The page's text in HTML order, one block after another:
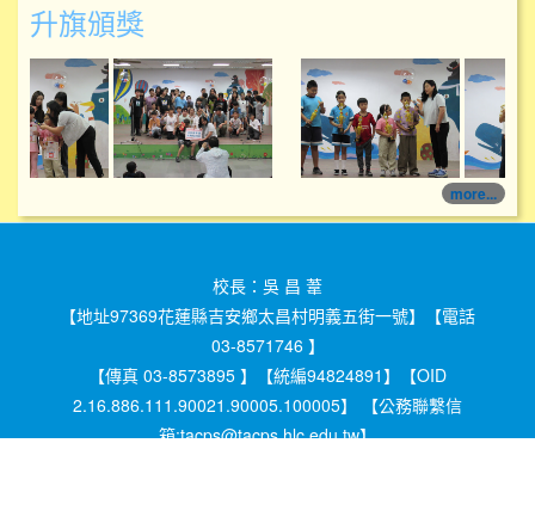
升旗頒獎
114學年度升旗頒獎 114學年度升旗頒獎
more...
校長：吳 昌 葦
【地址97369花蓮縣吉安鄉太昌村明義五街一號】【電話
03-8571746 】
【傳真 03-8573895 】【統編94824891】【OID
2.16.886.111.90021.90005.100005】 【公務聯繫信
箱:tacps@tacps.hlc.edu.tw】